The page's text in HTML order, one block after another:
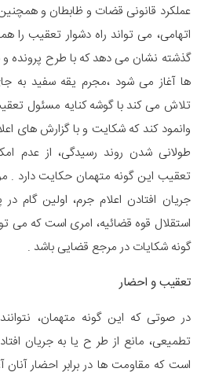
عملکرد قانونی قضات و ظابطان و
اتهامی، می تواند راه دشوار تعقیب را
گذشته نشان می دهد که با طرح پرونده و
ها آغاز می شود ،مجرم یقه سفید به
تلاش می کند با گوشه کنایه مسئول
وانمود کند که شکایت و با گزارش های
طولانی شدن روند رسیدگی، از عدم
تعقیب این گونه متهمان حکایت دارد .
جریان افتادن اعلام جرم، اولین گام در
استقلال قوه قضائیه، امری است که می
گونه شکایات در مرجع قضایی باشد .
تعقیب و احضار
در صوتی که این گونه متهمان،
تطمیعی، مانع از طر ح یا به جریان
است که مقاومت ها در برابر احضار